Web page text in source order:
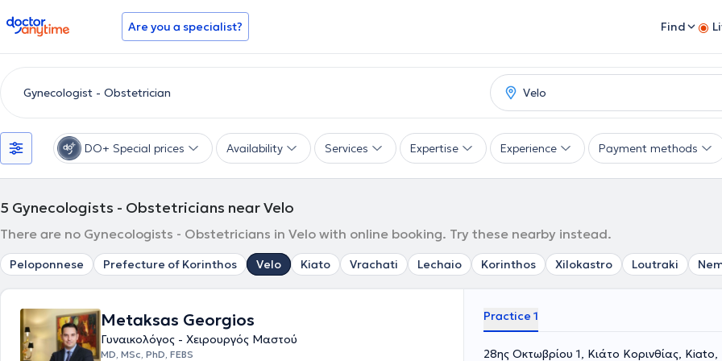
doctoranytime Are you a specialist? Find
DO+ Special prices Availability Services Expertise Experience Payment methods
5 Gynecologists - Obstetricians near Velo
There are no Gynecologists - Obstetricians in Velo with online booking. Try these nearby instead.
Peloponnese Prefecture of Korinthos Velo Kiato Vrachati Lechaio Korinthos Xilokastro Loutraki
Metaksas Georgios
Γυναικολόγος - Χειρουργός Μαστού
MD, MSc, PhD, FEBS
Practice 1
28ης Οκτωβρίου 1, Κιάτο Κορινθίας,